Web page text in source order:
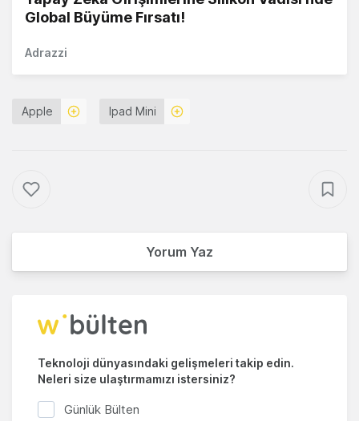
Global Büyüme Fırsatı!
Adrazzi
Apple Ipad Mini
Yorum Yaz
Teknoloji dünyasındaki gelişmeleri takip edin.
Neleri size ulaştırmamızı istersiniz?
Günlük Bülten